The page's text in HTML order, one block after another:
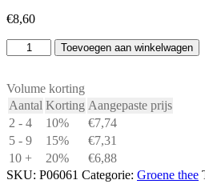
€8,60
Green
Sencha
aantal
Toevoegen aan winkelwagen
Volume korting
Aantal Korting Aangepaste prijs
2 - 4
10% €7,74
5 - 9
15% €7,31
10 +
20% €6,88
SKU: P06061 Categorie: Groene thee